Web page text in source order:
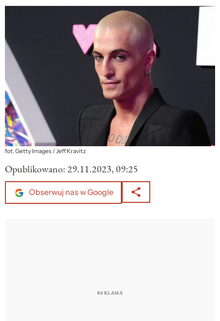
fot. Getty Images / Jeff Kravitz
Opublikowano:29.11.2023, 09:25
Obserwuj nas w Google